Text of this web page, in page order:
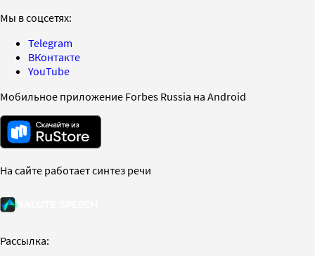
Мы в соцсетях:
Telegram
ВКонтакте
YouTube
Мобильное приложение Forbes Russia на Android
На сайте работает синтез речи
Рассылка: